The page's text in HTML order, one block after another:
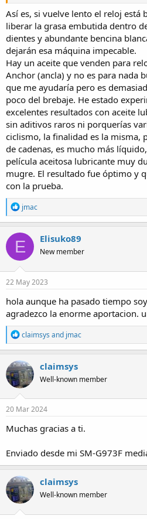
Enviado desde mi SM-A705FN
Así es, si vuelve lento el reloj está
liberar la grasa embutida dentro
dientes y abundante bencina
dejarán esa máquina impecable.
Hay un aceite que venden para
Anchor (ancla) y no es para nada
que me ayudaría pero es
poco del brebaje. He estado
excelentes resultados con aceite
sin aditivos raros ni porquerías
ciclismo, la finalidad es la misma,
de cadenas, es mucho más
película aceitosa lubricante muy
mugre. El resultado fue óptimo y
con la prueba.
R
e
a
c
t
i
o
n
s
jmac
E Elisuko89
New member
22 May 2023
hola aunque ha pasado tiempo
agradezco la enorme aportacion.
R
e
a
c
t
i
o
n
s
claimsys and jmac
claimsys
Well-known member
20 Mar 2024
Muchas gracias a ti.
Enviado desde mi SM-G973F
claimsys
Well-known member